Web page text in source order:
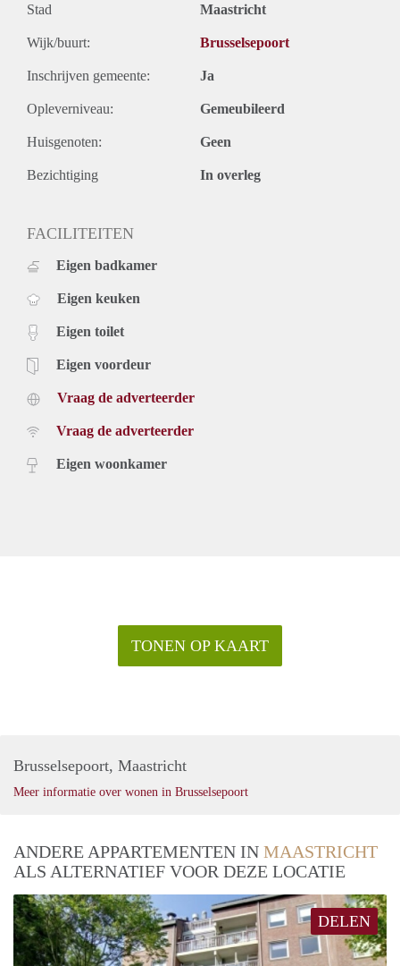
Stad Maastricht
Wijk/buurt: Brusselsepoort
Inschrijven gemeente: Ja
Opleverniveau: Gemeubileerd
Huisgenoten: Geen
Bezichtiging In overleg
FACILITEITEN
Eigen badkamer
Eigen keuken
Eigen toilet
Eigen voordeur
Vraag de adverteerder
Vraag de adverteerder
Eigen woonkamer
TONEN OP KAART
Brusselsepoort, Maastricht
Meer informatie over wonen in Brusselsepoort
ANDERE APPARTEMENTEN IN MAASTRICHT
ALS ALTERNATIEF VOOR DEZE LOCATIE
DELEN